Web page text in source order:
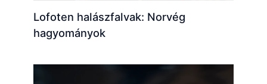
Lofoten halászfalvak: Norvég
hagyományok